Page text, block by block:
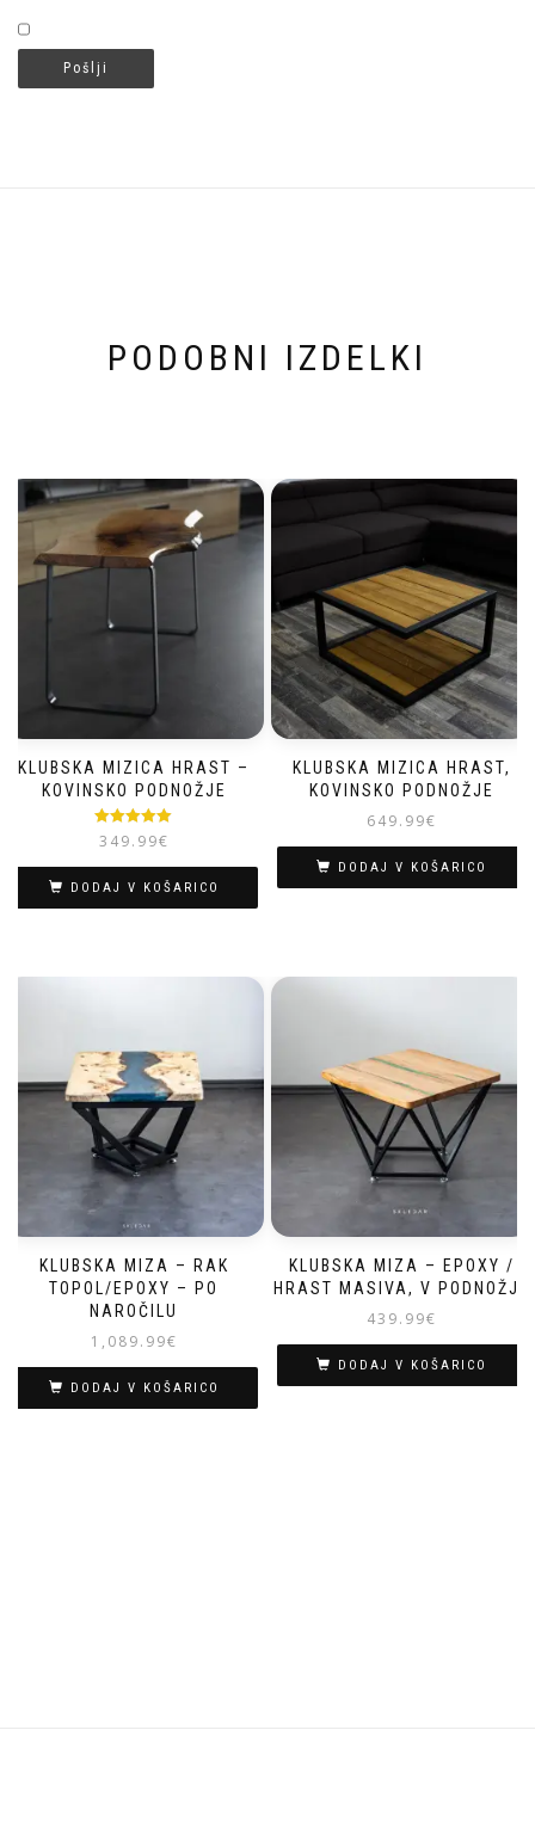
PODOBNI IZDELKI
KLUBSKA MIZICA HRAST –
KOVINSKO PODNOŽJE
Ocenjeno
5.00 od 5
349.99€
DODAJ V KOŠARICO
KLUBSKA MIZICA HRAST,
KOVINSKO PODNOŽJE
649.99€
DODAJ V KOŠARICO
KLUBSKA MIZA – RAK
TOPOL/EPOXY – PO
NAROČILU
1,089.99€
DODAJ V KOŠARICO
KLUBSKA MIZA – EPOXY /
HRAST MASIVA, V PODNOŽJE
439.99€
DODAJ V KOŠARICO